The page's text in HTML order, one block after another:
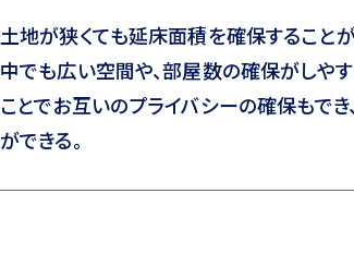
土地が狭くても延床面積を確保すること
中でも広い空間や、部屋数の確保がしや
ことでお互いのプライバシーの確保もで
ができる。